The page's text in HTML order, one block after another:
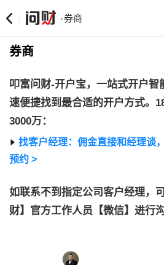
·券商
券商
叩富问财-开户宝，一站式开户智
速便捷找到最合适的开户方式。
3000万：
找客户经理：佣金直接和经理谈
预约 >
如联系不到指定公司客户经理，
财】官方工作人员【微信】进行沟